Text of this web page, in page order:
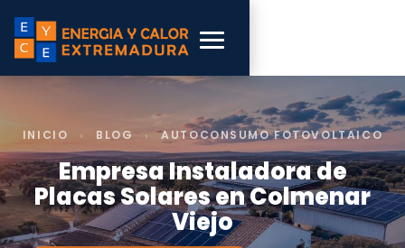
INICIO › BLOG › AUTOCONSUMO FOTOVOLTAICO
Empresa Instaladora de
Placas Solares en Colmenar
Viejo